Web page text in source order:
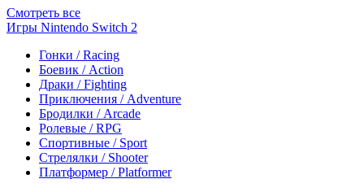
Смотреть все
Игры Nintendo Switch 2
Гонки / Racing
Боевик / Action
Драки / Fighting
Приключения / Adventure
Бродилки / Arcade
Ролевые / RPG
Спортивные / Sport
Стрелялки / Shooter
Платформер / Platformer